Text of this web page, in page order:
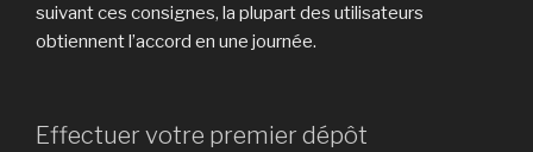
suivant ces consignes, la plupart des utilisateurs
obtiennent l’accord en une journée.
Effectuer votre premier dépôt